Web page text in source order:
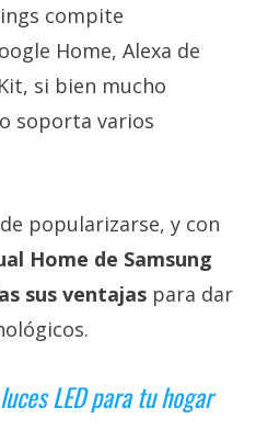
compite
Home, Alexa de
si bien mucho
soporta varios
popularizarse, y con
Home de Samsung
sus ventajas para dar
LED para tu hogar